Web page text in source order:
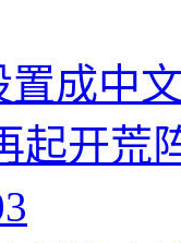
成中
起开荒